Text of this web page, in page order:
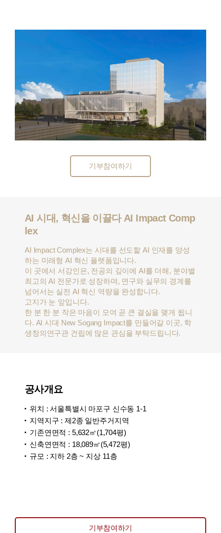
기부참여하기
AI 시대, 혁신을 이끌다 AI Impact Comp
lex
AI Impact Complex는 시대를 선도할 AI 인재를 양성
하는 미래형 AI 혁신 플랫폼입니다.
이 곳에서 서강인은, 전공의 깊이에 AI를 더해, 분야별
최고의 AI 전문가로 성장하며, 연구와 실무의 경계를
넘어서는 실전 AI 혁신 역량을 완성합니다.
고지가 눈 앞입니다.
한 분 한 분 작은 마음이 모여 곧 큰 결실을 맺게 됩니
다. AI 시대 New Sogang Impact를 만들어갈 이곳, 학
생창의연구관 건립에 많은 관심을 부탁드립니다.
공사개요
위치 : 서울특별시 마포구 신수동 1-1
지역지구 : 제2종 일반주거지역
기존연면적 : 5,632㎡(1,704평)
신축연면적 : 18,089㎡(5,472평)
규모 : 지하 2층 ~ 지상 11층
기부참여하기